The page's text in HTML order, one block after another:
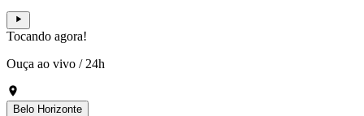
Tocando agora!
Ouça ao vivo / 24h
Belo Horizonte